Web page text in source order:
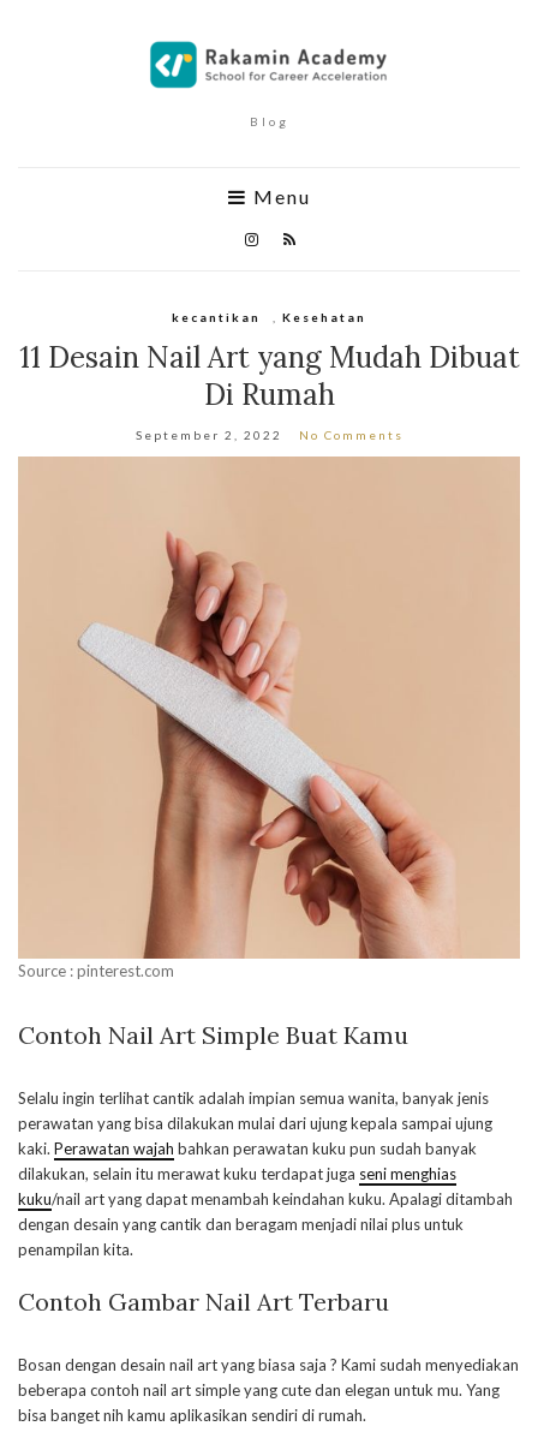
Blog
Menu
kecantikan Kesehatan
11 Desain Nail Art yang Mudah Dibuat
Di Rumah
September 2, 2022 No Comments
Source : pinterest.com
Contoh Nail Art Simple Buat Kamu
Selalu ingin terlihat cantik adalah impian semua wanita, banyak jenis
perawatan yang bisa dilakukan mulai dari ujung kepala sampai ujung
kaki. Perawatan wajah bahkan perawatan kuku pun sudah banyak
dilakukan, selain itu merawat kuku terdapat juga seni menghias
kuku/nail art yang dapat menambah keindahan kuku. Apalagi ditambah
dengan desain yang cantik dan beragam menjadi nilai plus untuk
penampilan kita.
Contoh Gambar Nail Art Terbaru
Bosan dengan desain nail art yang biasa saja ? Kami sudah menyediakan
beberapa contoh nail art simple yang cute dan elegan untuk mu. Yang
bisa banget nih kamu aplikasikan sendiri di rumah.